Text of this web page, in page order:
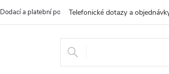
515
Dodací a platební podmínky Obchodní podmínky